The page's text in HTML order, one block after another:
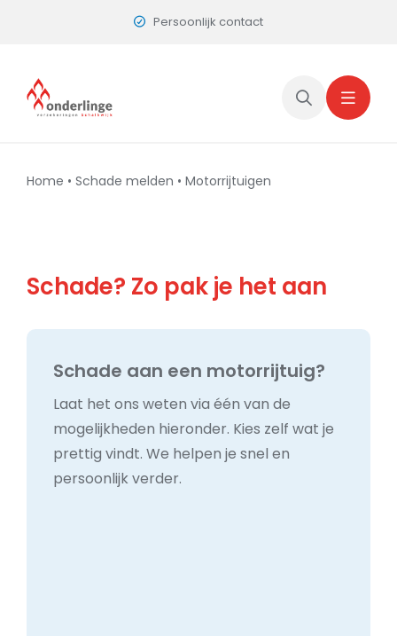
Persoonlijk contact
Home • Schade melden • Motorrijtuigen
Schade? Zo pak je het aan
Schade aan een motorrijtuig?
Laat het ons weten via één van de
mogelijkheden hieronder. Kies zelf wat je
prettig vindt. We helpen je snel en
persoonlijk verder.